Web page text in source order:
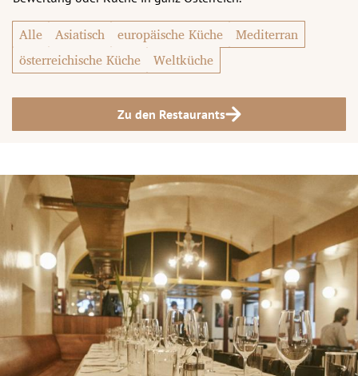
Alle Asiatisch europäische Küche
Mediterran
österreichische Küche
Weltküche
Zu den Restaurants